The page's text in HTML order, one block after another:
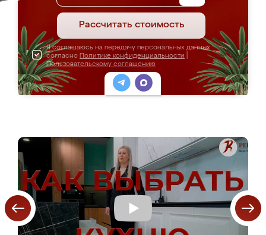
Рассчитать стоимость
Я соглашаюсь на передачу персональных данных
согласно Политике конфиденциальности
Пользовательскому соглашению